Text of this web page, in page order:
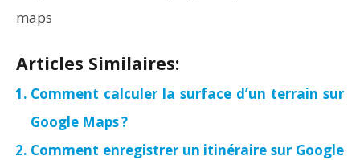
maps
Articles Similaires:
Comment calculer la surface d’un terrain sur
Google Maps ?
Comment enregistrer un itinéraire sur Google